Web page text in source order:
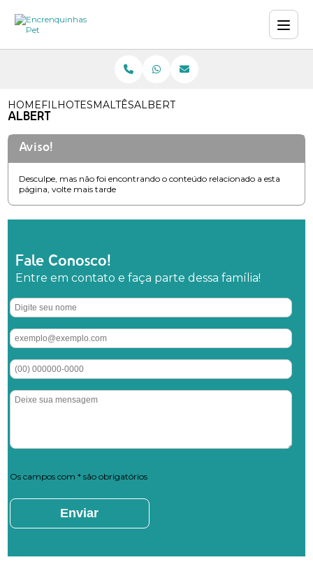
HOMEFILHOTESMALTÊSALBERT
ALBERT
Aviso!
Desculpe, mas não foi encontrando o conteúdo relacionado a esta
página, volte mais tarde
Fale Conosco!
Entre em contato e faça parte dessa família!
Os campos com * são obrigatórios